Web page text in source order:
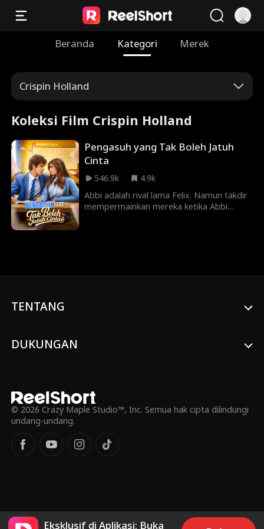
Beranda Kategori Merek
Crispin Holland
Koleksi Film Crispin Holland
Pengasuh yang Tak Boleh Jatuh
Cinta
546.9k
4.9k
Abbi adalah rival lama Felix. Namun takdir
mempermainkan mereka ketika Abbi
menahan hatinya demi mempertahankan
TENTANG
DUKUNGAN
© 2026 Crazy Maple Studio™, Inc. Semua hak cipta dilindungi
undang-undang.
Eksklusif di Aplikasi: Buka